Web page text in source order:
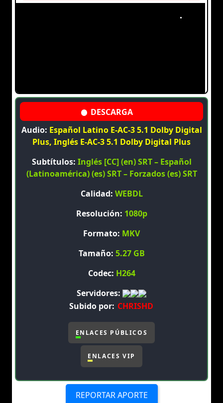
Audio: Español Latino E-AC-3 5.1 Dolby Digital
Plus, Inglés E-AC-3 5.1 Dolby Digital Plus
Subtítulos: Inglés [CC] (en) SRT – Español
(Latinoamérica) (es) SRT – Forzados (es) SRT
Calidad: WEBDL
Resolución: 1080p
Formato: MKV
Tamaño: 5.27 GB
Codec: H264
Servidores:
Subido por: CHRISHD
ENLACES PÚBLICOS
ENLACES VIP
REPORTAR APORTE